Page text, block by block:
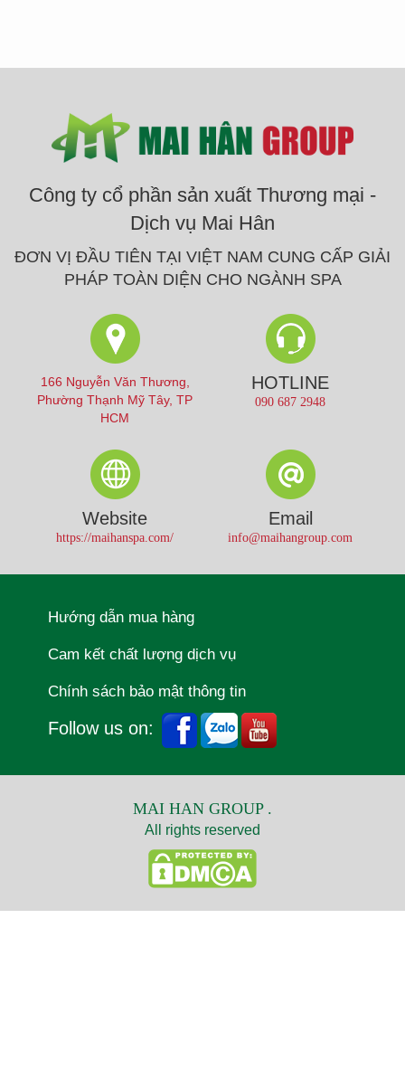
Công ty cổ phần sản xuất Thương mại -
Dịch vụ Mai Hân
ĐƠN VỊ ĐẦU TIÊN TẠI VIỆT NAM CUNG CẤP GIẢI
PHÁP TOÀN DIỆN CHO NGÀNH SPA
166 Nguyễn Văn Thương,
Phường Thạnh Mỹ Tây, TP
HCM
HOTLINE
090 687 2948
Website
https://maihanspa.com/
Email
info@maihangroup.com
Hướng dẫn mua hàng
Cam kết chất lượng dịch vụ
Chính sách bảo mật thông tin
Follow us on:
MAI HAN GROUP .
All rights reserved